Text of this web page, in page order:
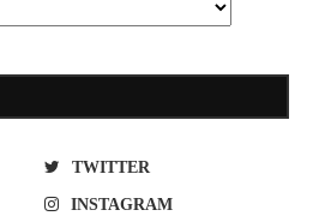
TWITTER
INSTAGRAM